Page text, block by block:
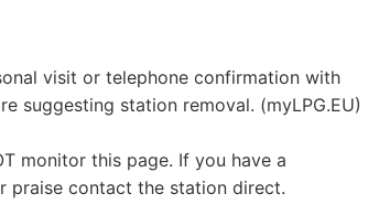
visit or telephone confirmation with
suggesting station removal. (myLPG.EU)
monitor this page. If you have a
praise contact the station direct.